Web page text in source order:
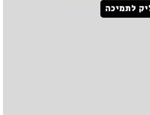
לתמיכה